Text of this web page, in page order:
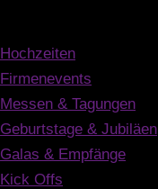
Hochzeiten
Firmenevents
Messen & Tagungen
Geburtstage & Jubiläen
Galas & Empfänge
Kick Offs